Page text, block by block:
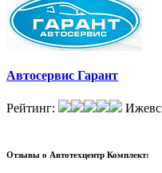
Автосервис Гарант
Рейтинг:
Отзывы о Автотехцентр Комплект: